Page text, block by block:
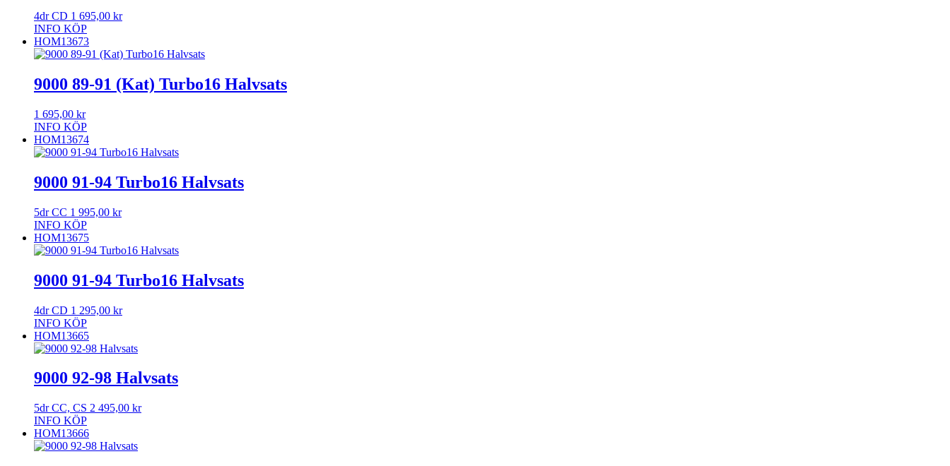
4dr CD 1 695,00 kr
INFO KÖP
HOM13673
9000 89-91 (Kat) Turbo16 Halvsats
1 695,00 kr
INFO KÖP
HOM13674
9000 91-94 Turbo16 Halvsats
5dr CC 1 995,00 kr
INFO KÖP
HOM13675
9000 91-94 Turbo16 Halvsats
4dr CD 1 295,00 kr
INFO KÖP
HOM13665
9000 92-98 Halvsats
5dr CC, CS 2 495,00 kr
INFO KÖP
HOM13666